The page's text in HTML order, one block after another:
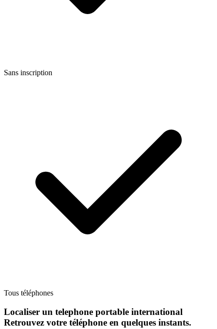
Sans inscription
Tous téléphones
Localiser un telephone portable international
Retrouvez votre téléphone en quelques instants.